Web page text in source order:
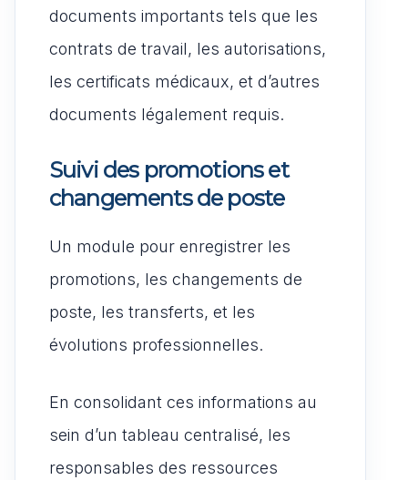
documents importants tels que les
contrats de travail, les autorisations,
les certificats médicaux, et d’autres
documents légalement requis.
Suivi des promotions et
changements de poste
Un module pour enregistrer les
promotions, les changements de
poste, les transferts, et les
évolutions professionnelles.
En consolidant ces informations au
sein d’un tableau centralisé, les
responsables des ressources